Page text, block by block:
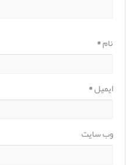
نام*
ایمیل*
وب‌ سایت